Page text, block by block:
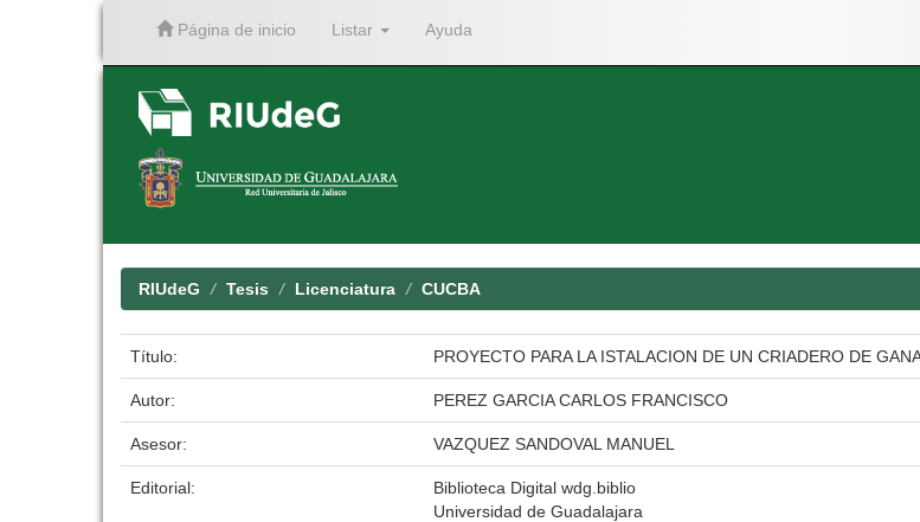
Página de inicio Listar Ayuda
RIUdeG Tesis Licenciatura CUCBA
Título: PROYECTO PARA LA ISTALACION DE UN CRIADERO DE
Autor: PEREZ GARCIA CARLOS FRANCISCO
Asesor: VAZQUEZ SANDOVAL MANUEL
Editorial:
Biblioteca Digital wdg.biblio
Universidad de Guadalajara